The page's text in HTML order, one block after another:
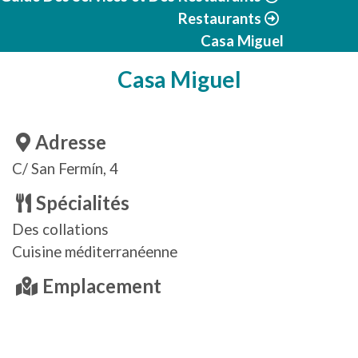
Restaurants
Casa Miguel
Casa Miguel
Adresse
C/ San Fermín, 4
Spécialités
Des collations
Cuisine méditerranéenne
Emplacement